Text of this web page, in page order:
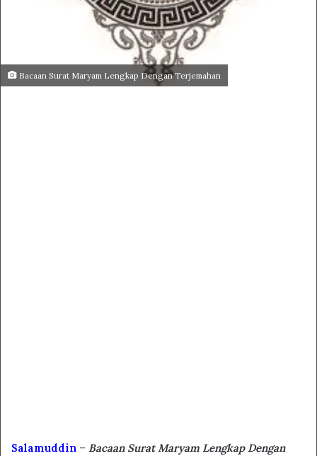
Bacaan Surat Maryam Lengkap Dengan Terjemahan
Salamuddin – Bacaan Surat Maryam Lengkap Dengan